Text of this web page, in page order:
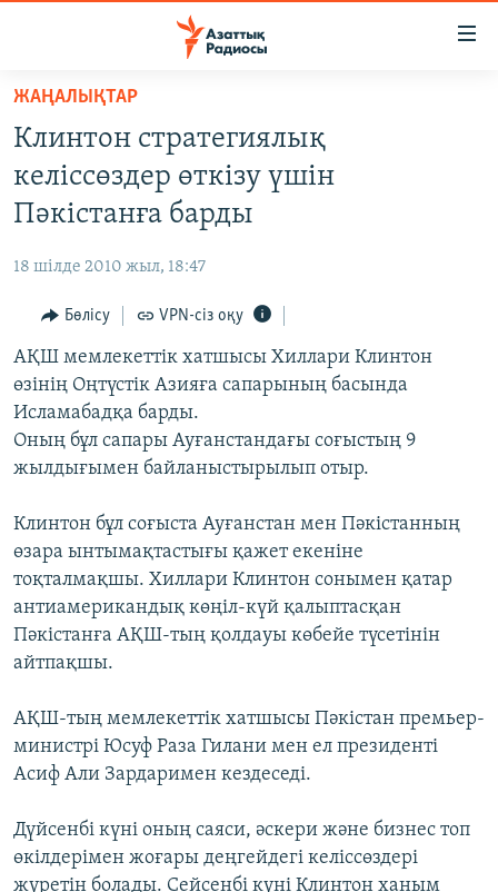
Skip
main
content
Skip
to
main
Search
AZATTYQTV
АДАМ ҚҰҚЫҚТАРЫ
ӘЛЕУМЕТ
ӘЛЕМ
АРНАЙЫ ЖОБАЛАР
Русский
ЖАЗЫЛЫҢЫЗ
Басқа тілдерде
ЖАҢАЛЫҚТАР
Клинтон стратегиялық
келіссөздер өткізу үшін
Пәкістанға барды
18 шілде 2010 жыл, 18:47
Бөлісу VPN-сіз оқу
АҚШ мемлекеттік хатшысы Хиллари Клинтон
өзінің Оңтүстік Азияға сапарының басында
Исламабадқа барды.
Оның бұл сапары Ауғанстандағы соғыстың 9
жылдығымен байланыстырылып отыр.
Клинтон бұл соғыста Ауғанстан мен Пәкістанның
өзара ынтымақтастығы қажет екеніне
тоқталмақшы. Хиллари Клинтон сонымен қатар
антиамерикандық көңіл-күй қалыптасқан
Пәкістанға АҚШ-тың қолдауы көбейе түсетінін
айтпақшы.
АҚШ-тың мемлекеттік хатшысы Пәкістан премьер-
министрі Юсуф Раза Гилани мен ел президенті
Асиф Али Зардаримен кездеседі.
Дүйсенбі күні оның саяси, әскери және бизнес топ
өкілдерімен жоғары деңгейдегі келіссөздері
жүретін болады. Сейсенбі күні Клинтон ханым